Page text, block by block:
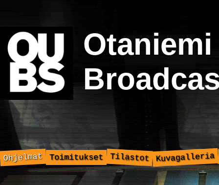
Ohjelmat Toimitukset Tilastot Kuvagalleria